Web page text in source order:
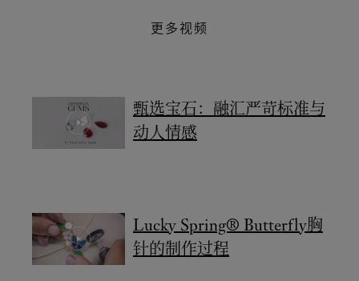
更多视频
甄选宝石：融汇严苛标准与
动人情感
Lucky Spring® Butterfly胸
针的制作过程